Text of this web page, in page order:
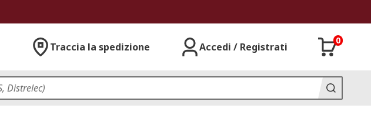
Traccia la spedizione Accedi / Registrati
0